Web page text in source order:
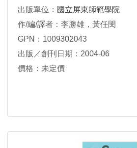
出版單位： 國立屏東師範學院
作/編/譯者：李勝雄，黃任閔
GPN：1009302043
出版／創刊日期：2004-06
價格：未定價